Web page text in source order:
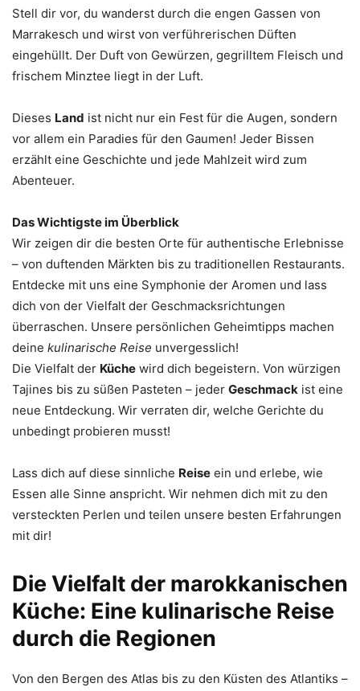
Stell dir vor, du wanderst durch die engen Gassen von
Marrakesch und wirst von verführerischen Düften
eingehüllt. Der Duft von Gewürzen, gegrilltem Fleisch und
frischem Minztee liegt in der Luft.
Dieses Land ist nicht nur ein Fest für die Augen, sondern
vor allem ein Paradies für den Gaumen! Jeder Bissen
erzählt eine Geschichte und jede Mahlzeit wird zum
Abenteuer.
Das Wichtigste im Überblick
Wir zeigen dir die besten Orte für authentische Erlebnisse
– von duftenden Märkten bis zu traditionellen Restaurants.
Entdecke mit uns eine Symphonie der Aromen und lass
dich von der Vielfalt der Geschmacksrichtungen
überraschen. Unsere persönlichen Geheimtipps machen
deine kulinarische Reise unvergesslich!
Die Vielfalt der Küche wird dich begeistern. Von würzigen
Tajines bis zu süßen Pasteten – jeder Geschmack ist eine
neue Entdeckung. Wir verraten dir, welche Gerichte du
unbedingt probieren musst!
Lass dich auf diese sinnliche Reise ein und erlebe, wie
Essen alle Sinne anspricht. Wir nehmen dich mit zu den
versteckten Perlen und teilen unsere besten Erfahrungen
mit dir!
Die Vielfalt der marokkanischen
Küche: Eine kulinarische Reise
durch die Regionen
Von den Bergen des Atlas bis zu den Küsten des Atlantiks –